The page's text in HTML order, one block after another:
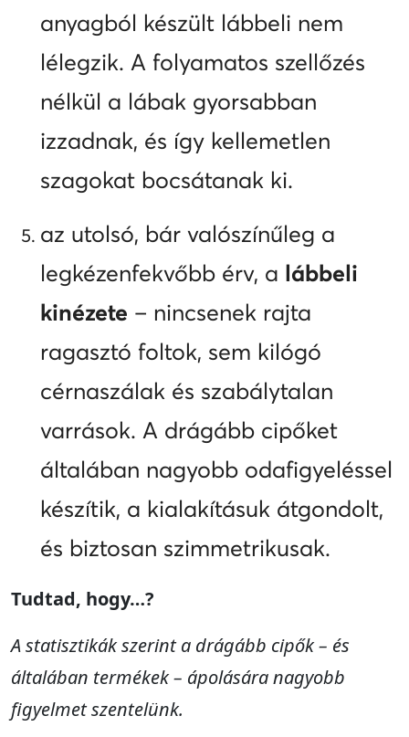
anyagból készült lábbeli nem
lélegzik. A folyamatos szellőzés
nélkül a lábak gyorsabban
izzadnak, és így kellemetlen
szagokat bocsátanak ki.
az utolsó, bár valószínűleg a
legkézenfekvőbb érv, a lábbeli
kinézete – nincsenek rajta
ragasztó foltok, sem kilógó
cérnaszálak és szabálytalan
varrások. A drágább cipőket
általában nagyobb odafigyeléssel
készítik, a kialakításuk átgondolt,
és biztosan szimmetrikusak.
Tudtad, hogy…?
A statisztikák szerint a drágább cipők – és
általában termékek – ápolására nagyobb
figyelmet szentelünk.